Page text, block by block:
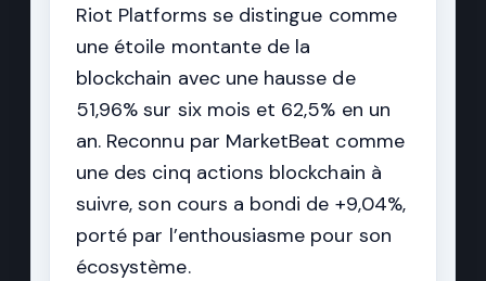
Riot Platforms se distingue comme
une étoile montante de la
blockchain avec une hausse de
51,96% sur six mois et 62,5% en un
an. Reconnu par MarketBeat comme
une des cinq actions blockchain à
suivre, son cours a bondi de +9,04%,
porté par l’enthousiasme pour son
écosystème.